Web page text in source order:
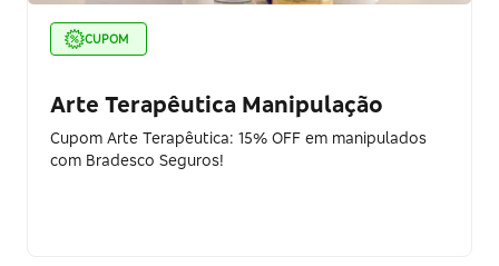
CUPOM
Arte Terapêutica Manipulação
Cupom Arte Terapêutica: 15% OFF em manipulados
com Bradesco Seguros!